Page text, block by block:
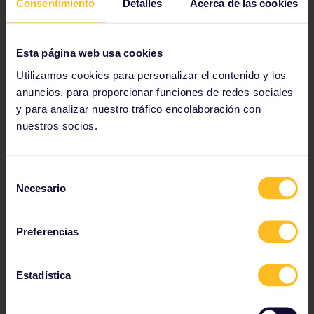
Consentimiento Detalles Acerca de las cookies
Esta página web usa cookies
Utilizamos cookies para personalizar el contenido y los
anuncios, para proporcionar funciones de redes sociales
y para analizar nuestro tráfico encolaboración con
nuestros socios.
Necesario
Preferencias
Estadística
Ver ofertas especiales
es perfecto si lo que buscas
es explorar varios países o no tienes un itinerario
Precios Standard a partir de